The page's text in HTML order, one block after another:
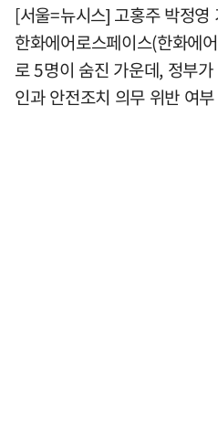
[서울=뉴시스] 고홍주 박정
한화에어로스페이스(한화에
로 5명이 숨진 가운데, 정부
인과 안전조치 의무 위반 여